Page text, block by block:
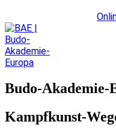
Budo-Akademie-
Kampfkunst-